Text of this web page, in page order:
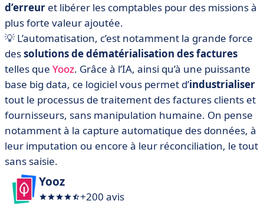
d’erreur et libérer les comptables pour des missions à
plus forte valeur ajoutée.
💡 L’automatisation, c’est notamment la grande force
dessolutions de dématérialisation des factures
telles que Yooz. Grâce à l’IA, ainsi qu’à une puissante
base big data, ce logiciel vous permet d’industrialiser
tout le processus de traitement des factures clients et
fournisseurs, sans manipulation humaine. On pense
notamment à la capture automatique des données, à
leur imputation ou encore à leur réconciliation, le tout
sans saisie.
Yooz
+200 avis